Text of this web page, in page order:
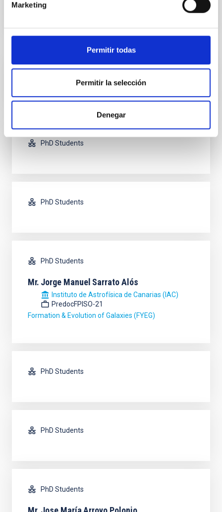
Marketing
Permitir todas
Permitir la selección
Denegar
PhD Students
PhD Students
PhD Students
Mr. Jorge Manuel Sarrato Alós
Instituto de Astrofísica de Canarias (IAC)
PredocFPISO-21
Formation & Evolution of Galaxies (FYEG)
PhD Students
PhD Students
PhD Students